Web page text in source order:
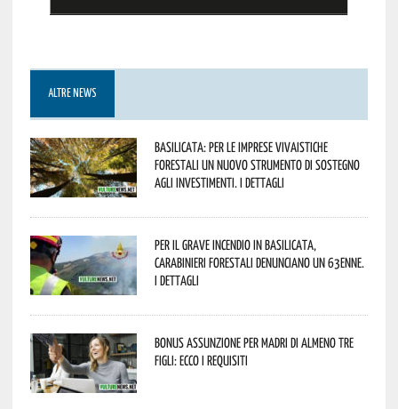
ALTRE NEWS
Basilicata: per le imprese vivaistiche
forestali un nuovo strumento di sostegno
agli investimenti. I dettagli
Per il grave incendio in Basilicata,
Carabinieri forestali denunciano un 63enne.
I dettagli
Bonus assunzione per madri di almeno tre
figli: ecco i requisiti